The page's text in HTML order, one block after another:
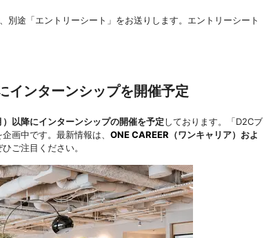
途「エントリーシート」をお送りします。エントリーシート
ンターンシップを開催予定
以降にインターンシップの開催を予定しております。「D2Cブ
画中です。最新情報は、 ONE CAREER （ワンキャリア）およ
ご注目ください。